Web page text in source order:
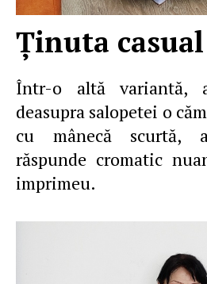
Ţinuta casual
Într-o altă variantă,
deasupra salopetei o
cu mânecă scurtă,
răspunde cromatic
imprimeu.